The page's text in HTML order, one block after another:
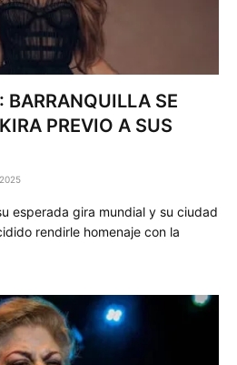
BARRANQUILLA SE
PREVIO A SUS
esperada gira mundial y su ciudad
rendirle homenaje con la